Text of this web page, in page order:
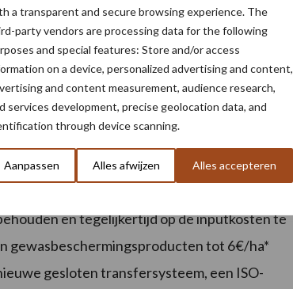
a transparent and secure browsing experience. The
party vendors are processing data for the following
and special features: Store and/or access
on a device, personalized advertising and content,
and content measurement, audience research,
services development, precise geolocation data, and
through device scanning.
Aanpassen Alles afwijzen Alles accepteren
van 50 cm op de spuitboom. John Deere
elk uiteinde van de spuitboom toegevoegd
de uiteinden van de spuitboom uit te sluiten.
van de opties die in 2021 voor de R700i-
Spuitdop Controle, die over- of
en tegelijkertijd op de inputkosten te
gewasbeschermingsproducten tot 6€/ha*
gesloten transfersysteem, een ISO-